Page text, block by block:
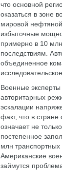
что основной
оказаться в зоне
мировой
избыточные
примерно в 10
последствиям.
объединенное
Военные
авторитарных
эскалации
факт, что в
означает не
постепенное
млн
Американские
займутся